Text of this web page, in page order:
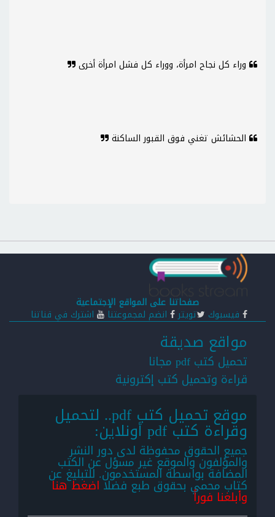
وراء كل نجاح امرأة، ووراء كل فشل امرأة أخرى
الحشائش تغني فوق القبور الساكنة
صفحاتنا على المواقع الإجتماعية
فيسبوك تويتر انضم لمجموعتنا اشترك في قناتنا
مواقع صديقة
تحميل كتب pdf مجانا
قراءة وتحميل كتب إكترونية
موقع تحميل كتب pdf.. لتحميل
وقراءة كتب pdf أونلاين:
جميع الحقوق محفوظة لدى دور النشر
والمؤلفون والموقع غير مسؤل عن الكتب
المضافة بواسطة المستخدمون. للتبليغ عن
كتاب محمي بحقوق طبع فضلااضغط هنا
وأبلغنا فوراً